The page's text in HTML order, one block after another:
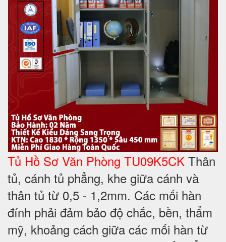
Tủ Hồ Sơ Văn Phòng TU09K5CK Thân
tủ, cánh tủ phẳng, khe giữa cánh và
thân tủ từ 0,5 - 1,2mm. Các mối hàn
đính phải đảm bảo độ chắc, bền, thẩm
mỹ, khoảng cách giữa các mối hàn từ